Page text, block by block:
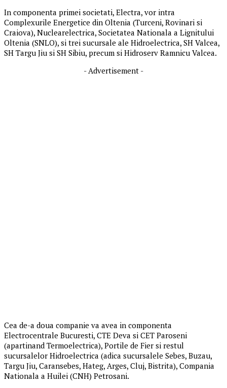
In componenta primei societati, Electra, vor intra
Complexurile Energetice din Oltenia (Turceni, Rovinari si
Craiova), Nuclearelectrica, Societatea Nationala a Lignitului
Oltenia (SNLO), si trei sucursale ale Hidroelectrica, SH Valcea,
SH Targu Jiu si SH Sibiu, precum si Hidroserv Ramnicu Valcea.
- Advertisement -
Cea de-a doua companie va avea in componenta
Electrocentrale Bucuresti, CTE Deva si CET Paroseni
(apartinand Termoelectrica), Portile de Fier si restul
sucursalelor Hidroelectrica (adica sucursalele Sebes, Buzau,
Targu Jiu, Caransebes, Hateg, Arges, Cluj, Bistrita), Compania
Nationala a Huilei (CNH) Petrosani.